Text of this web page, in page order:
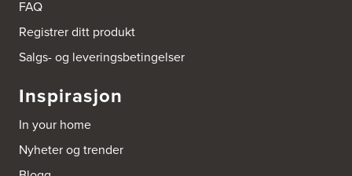
Boligleverandøren Karmøy AS
Postboks 213
4296 Åkrehamn
http://www.interiormesteren.no
Bonaparte Interiør AS
Borgenveien 66
FAQ
Registrer ditt produkt
Salgs- og leveringsbetingelser
Inspirasjon
In your home
Nyheter og trender